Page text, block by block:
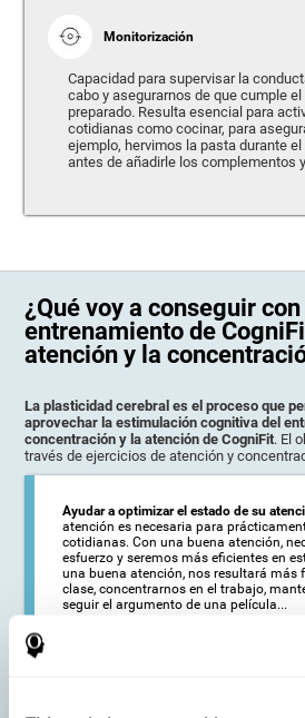
Monitorización
Capacidad para supervisar la
cabo y asegurarnos de que cumple
preparado. Resulta esencial para
cotidianas como cocinar, para
ejemplo, hervimos la pasta durante
antes de añadirle los complementos
¿Qué voy a conseguir con
entrenamiento de
atención y la
La plasticidad cerebral es el proceso que
aprovechar la estimulación cognitiva del
concentración y la atención de CogniFit. El
través de ejercicios de atención y
Ayudar a optimizar el estado de su
atención es necesaria para
cotidianas. Con una buena atención,
esfuerzo y seremos más eficientes en
una buena atención, nos resultará más
clase, concentrarnos en el trabajo,
seguir el argumento de una película...